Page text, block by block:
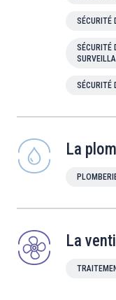
SÉCURITÉ
SÉCURITÉ
SÉCURITÉ
La
La